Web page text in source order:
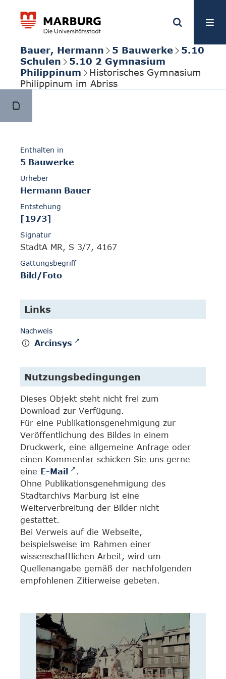
Bauer, Hermann 5 Bauwerke
5.10
Schulen
5.10 2 Gymnasium
Philippinum
Historisches Gymnasium
Philippinum im Abriss
Enthalten in
5 Bauwerke
Urheber
Hermann Bauer
Entstehung
[1973]
Signatur
StadtA MR, S 3/7, 4167
Gattungsbegriff
Bild/Foto
Links
Nachweis
Arcinsys
Nutzungsbedingungen
Dieses Objekt steht nicht frei zum
Download zur Verfügung.
Für eine Publikationsgenehmigung zur
Veröffentlichung des Bildes in einem
Druckwerk, eine allgemeine Anfrage oder
einen Kommentar schicken Sie uns gerne
eine E-Mail
.
Ohne Publikationsgenehmigung des
Stadtarchivs Marburg ist eine
Weiterverbreitung der Bilder nicht
gestattet.
Bei Verweis auf die Webseite,
beispielsweise im Rahmen einer
wissenschaftlichen Arbeit, wird um
Quellenangabe gemäß der nachfolgenden
empfohlenen Zitierweise gebeten.